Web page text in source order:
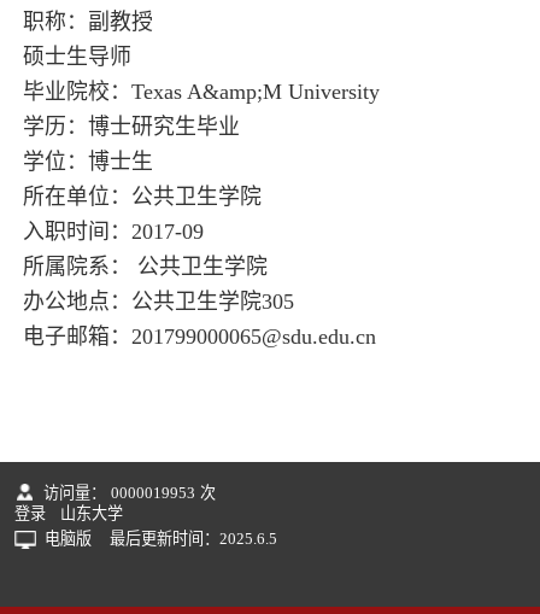
职称：副教授
硕士生导师
毕业院校：Texas A&amp;M University
学历：博士研究生毕业
学位：博士生
所在单位：公共卫生学院
入职时间：2017-09
所属院系： 公共卫生学院
办公地点：公共卫生学院305
电子邮箱： 201799000065@sdu.edu.cn
访问量： 0000019953 次
登录
山东大学
电脑版
最后更新时间： 2025.6.5